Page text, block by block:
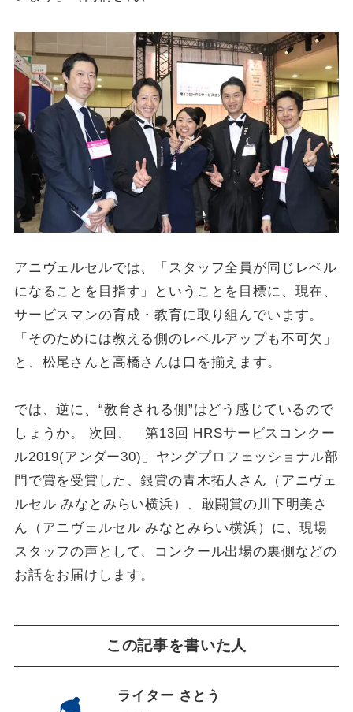
アニヴェルセルでは、「スタッフ全員が同じレベル
になることを目指す」ということを目標に、現在、
サービスマンの育成・教育に取り組んでいます。
「そのためには教える側のレベルアップも不可欠」
と、松尾さんと高橋さんは口を揃えます。
では、逆に、“教育される側”はどう感じているので
しょうか。 次回、「第13回 HRSサービスコンクー
ル2019(アンダー30)」ヤングプロフェッショナル部
門で賞を受賞した、銀賞の青木拓人さん（アニヴェ
ルセル みなとみらい横浜）、敢闘賞の川下明美さ
ん（アニヴェルセル みなとみらい横浜）に、現場
スタッフの声として、コンクール出場の裏側などの
お話をお届けします。
この記事を書いた人
ライター さとう